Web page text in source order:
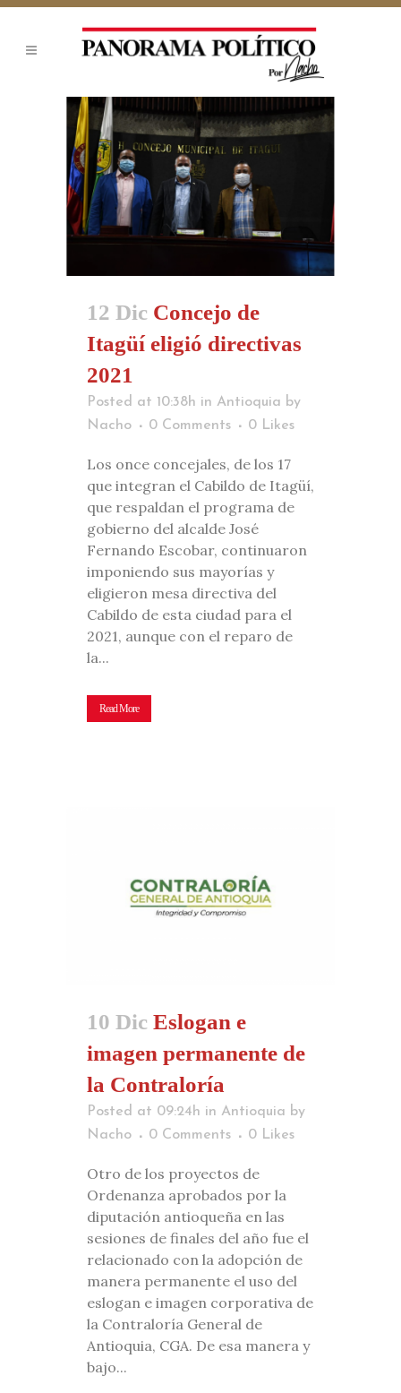
12 Dic Concejo de
Itagüí eligió directivas
2021
Posted at 10:38h in Antioquia by
Nacho
0 Comments 0 Likes
Los once concejales, de los 17
que integran el Cabildo de Itagüí,
que respaldan el programa de
gobierno del alcalde José
Fernando Escobar, continuaron
imponiendo sus mayorías y
eligieron mesa directiva del
Cabildo de esta ciudad para el
2021, aunque con el reparo de
la...
Read More
10 Dic Eslogan e
imagen permanente de
la Contraloría
Posted at 09:24h in Antioquia by
Nacho
0 Comments 0 Likes
Otro de los proyectos de
Ordenanza aprobados por la
diputación antioqueña en las
sesiones de finales del año fue el
relacionado con la adopción de
manera permanente el uso del
eslogan e imagen corporativa de
la Contraloría General de
Antioquia, CGA. De esa manera y
bajo...